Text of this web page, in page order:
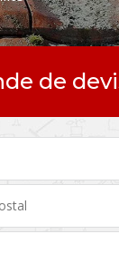
de